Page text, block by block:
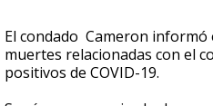
El condado Cameron
muertes relacionadas con el
positivos de COVID-19.